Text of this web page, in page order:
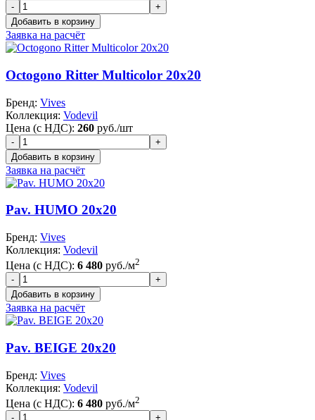
Заявка на расчёт
Octogono Ritter Multicolor 20x20
Бренд: Vives
Коллекция: Vodevil
Цена (с НДС): 260 руб./шт
Заявка на расчёт
Pav. HUMO 20x20
Бренд: Vives
Коллекция: Vodevil
Цена (с НДС): 6 480 руб./м2
Заявка на расчёт
Pav. BEIGE 20x20
Бренд: Vives
Коллекция: Vodevil
Цена (с НДС): 6 480 руб./м2